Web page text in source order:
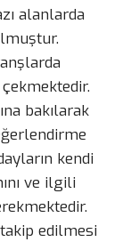
alanlarda
çekmektedir.
bakılarak
kendi
ve ilgili
edilmesi